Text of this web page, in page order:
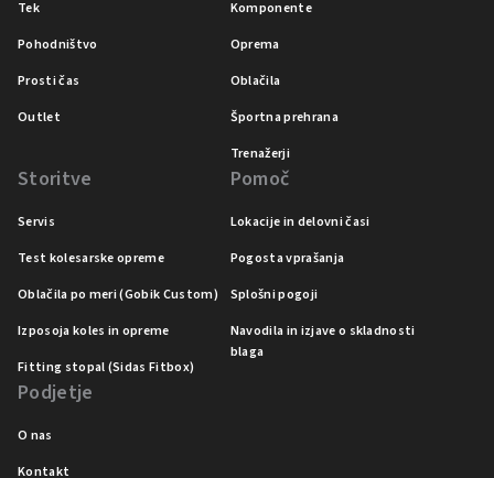
Tek
Pohodništvo
Prosti čas
Outlet
Komponente
Oprema
Oblačila
Športna prehrana
Trenažerji
Storitve
Servis
Test kolesarske opreme
Oblačila po meri (Gobik Custom)
Izposoja koles in opreme
Fitting stopal (Sidas Fitbox)
Pomoč
Lokacije in delovni časi
Pogosta vprašanja
Splošni pogoji
Navodila in izjave o skladnosti
blaga
Podjetje
O nas
Kontakt